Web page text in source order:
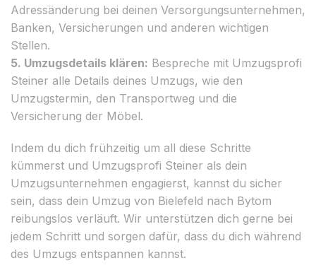
Adressänderung bei deinen Versorgungsunternehmen,
Banken, Versicherungen und anderen wichtigen
Stellen.
5. Umzugsdetails klären: Bespreche mit Umzugsprofi
Steiner alle Details deines Umzugs, wie den
Umzugstermin, den Transportweg und die
Versicherung der Möbel.
Indem du dich frühzeitig um all diese Schritte
kümmerst und Umzugsprofi Steiner als dein
Umzugsunternehmen engagierst, kannst du sicher
sein, dass dein Umzug von Bielefeld nach Bytom
reibungslos verläuft. Wir unterstützen dich gerne bei
jedem Schritt und sorgen dafür, dass du dich während
des Umzugs entspannen kannst.